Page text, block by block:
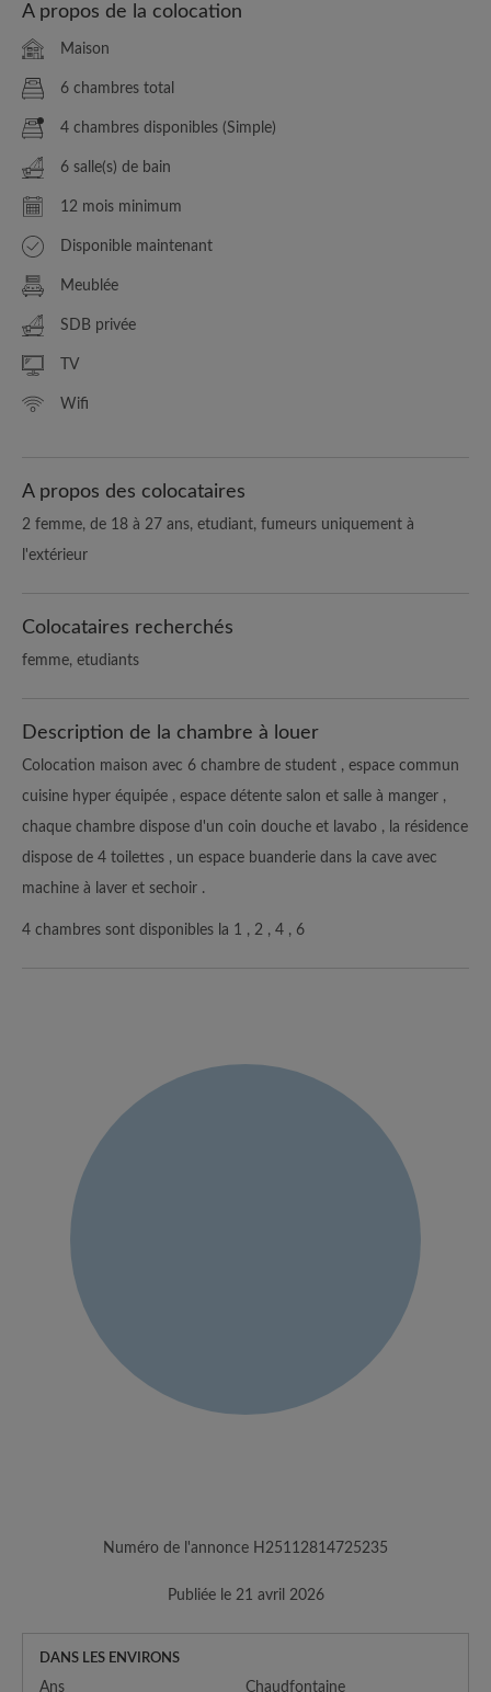
A propos de la colocation
Maison
6 chambres total
4 chambres disponibles (Simple)
6 salle(s) de bain
12 mois minimum
Disponible maintenant
Meublée
SDB privée
TV
Wifi
A propos des colocataires
2 femme, de 18 à 27 ans, etudiant, fumeurs uniquement à
l'extérieur
Colocataires recherchés
femme, etudiants
Description de la chambre à louer
Colocation maison avec 6 chambre de student , espace commun
cuisine hyper équipée , espace détente salon et salle à manger ,
chaque chambre dispose d'un coin douche et lavabo , la résidence
dispose de 4 toilettes , un espace buanderie dans la cave avec
machine à laver et sechoir .
4 chambres sont disponibles la 1 , 2 , 4 , 6
Numéro de l'annonce H25112814725235
Publiée le 21 avril 2026
DANS LES ENVIRONS
Ans Chaudfontaine